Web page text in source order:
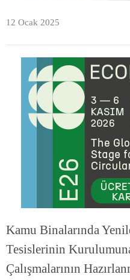
12 Ocak 2025
Kamu Binalarında
Tesislerinin
Çalışmalarının